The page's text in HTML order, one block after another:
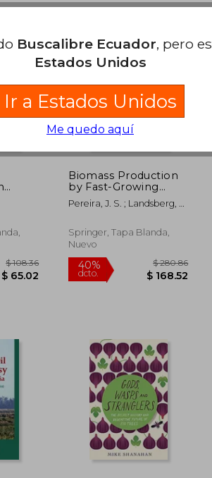
$ 240.52
40%
dcto. $
Biomass Production
by Fast-Growing
Trees (en Inglés)
Pereira, J. S. ; Landsberg, J.
Springer, Tapa Blanda,
Nuevo
Buscalibre Ecuador, pero
Estados Unidos
Ir a Estados Unidos
Me quedo aquí